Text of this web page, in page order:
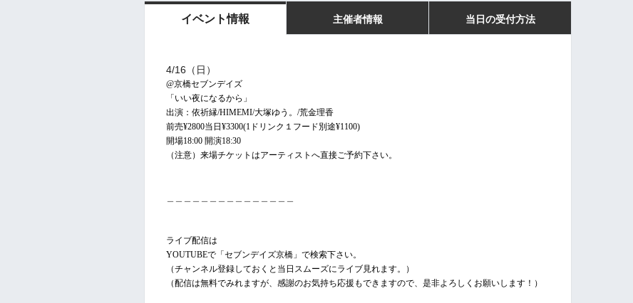
イベント情報 主催者情報 当日の受付方法
4/16（日）
@京橋セブンデイズ
「いい夜になるから」
出演：依祈縁/HIMEMI/大塚ゆう。/荒金理香
前売¥2800当日¥3300(1ドリンク１フード別途¥1100)
開場18:00 開演18:30
（注意）来場チケットはアーティストへ直接ご予約下さい。
ライブ配信は
YOUTUBEで「セブンデイズ京橋」で検索下さい。
（チャンネル登録しておくと当日スムーズにライブ見れます。）
（配信は無料でみれますが、感謝のお気持ち応援もできますので、是非よろしくお願いします！）